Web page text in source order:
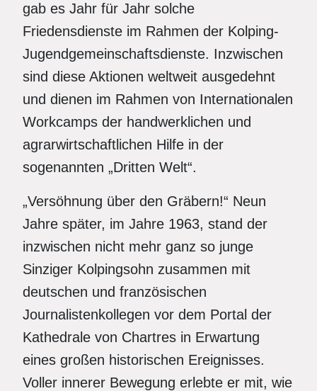
gab es Jahr für Jahr solche
Friedensdienste im Rahmen der Kolping-
Jugendgemeinschaftsdienste. Inzwischen
sind diese Aktionen weltweit ausgedehnt
und dienen im Rahmen von Internationalen
Workcamps der handwerklichen und
agrarwirtschaftlichen Hilfe in der
sogenannten „Dritten Welt“.
„Versöhnung über den Gräbern!“ Neun
Jahre später, im Jahre 1963, stand der
inzwischen nicht mehr ganz so junge
Sinziger Kolping­sohn zusammen mit
deutschen und französischen
Journalistenkollegen vor dem Portal der
Kathedrale von Chartres in Erwartung
eines großen historischen Ereignisses.
Voller innerer Bewegung erlebte er mit, wie